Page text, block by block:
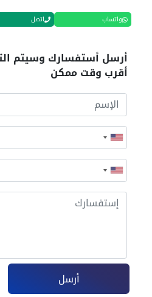
واتساب اتصل
أرسل أستفسارك وسيتم
أقرب وقت ممكن
أرسل